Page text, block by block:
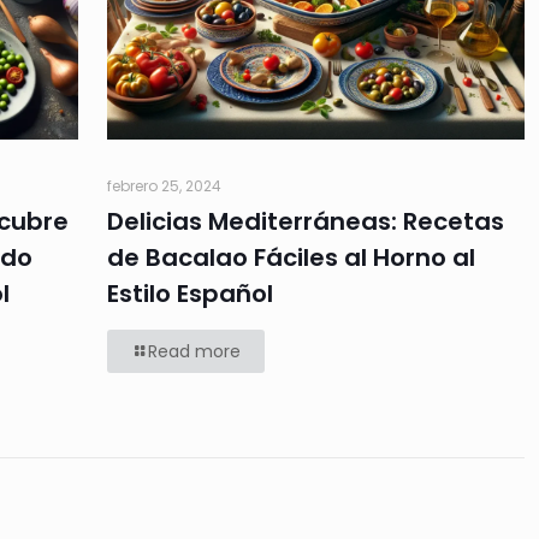
febrero 25, 2024
Delicias Mediterráneas: Recetas
de Bacalao Fáciles al Horno al
Estilo Español
Read more